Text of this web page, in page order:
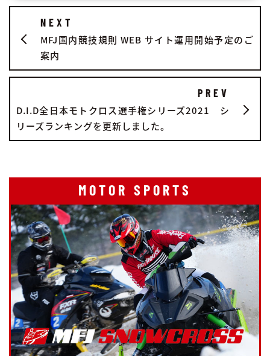
NEXT
MFJ国内競技規則 WEB サイト運用開始予定のご
案内
PREV
D.I.D全日本モトクロス選手権シリーズ2021 シ
リーズランキングを更新しました。
MOTOR SPORTS